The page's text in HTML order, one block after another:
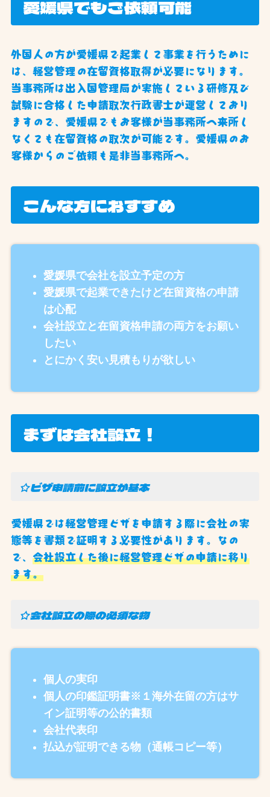
愛媛県でもご依頼可能
外国人の方が愛媛県で起業して事業を行うために
は、経営管理の在留資格取得が必要になります。
当事務所は出入国管理局が実施している研修及び
試験に合格した申請取次行政書士が運営しており
ますので、愛媛県でもお客様が当事務所へ来所し
なくても在留資格の取次が可能です。愛媛県のお
客様からのご依頼も是非当事務所へ。
こんな方におすすめ
愛媛県で会社を設立予定の方
愛媛県で起業できたけど在留資格の申請
は心配
会社設立と在留資格申請の両方をお願い
したい
とにかく安い見積もりが欲しい
まずは会社設立！
☆ビザ申請前に設立が基本
愛媛県では経営管理ビザを申請する際に会社の実
態等を書類で証明する必要性があります。なの
で、 会社設立した後に経営管理ビザの申請に移り
ます。
☆会社設立の際の必須な物
個人の実印
個人の印鑑証明書※１海外在留の方はサ
イン証明等の公的書類
会社代表印
払込が証明できる物（通帳コピー等）